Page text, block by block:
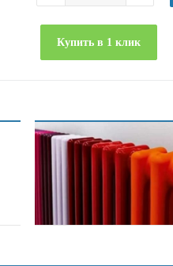
Купить в 1 клик